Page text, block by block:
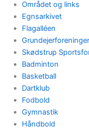
Området og links
Egnsarkivet
Flagalléen
Grundejerforeninger
Skødstrup
Badminton
Basketball
Dartklub
Fodbold
Gymnastik
Håndbold